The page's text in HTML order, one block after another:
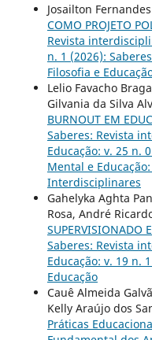
Josailton
COMO PROJETO
Revista
n. 1 (2026):
Filosofia e
Lelio Favacho
Gilvania da Silva
BURNOUT EM
Saberes: Revista
Educação: v. 25 n.
Mental e
Interdisciplinares
Gahelyka Aghta
Rosa, André
SUPERVISIONADO
Saberes: Revista
Educação: v. 19 n.
Educação
Cauê Almeida
Kelly Araújo dos
Práticas